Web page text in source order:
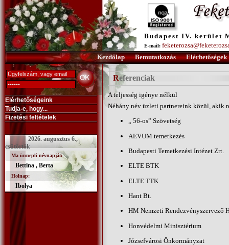
Budapest IV. kerület
E-mail:
Kezdőlap
Bemutatkozás Elérhetőségek
Elérhetőségeink
Tudja-e, hogy...
Fizetési feltételek
2026. augusztus 6.,
csütörtök
Ma ünnepli névnapját:
Bettina , Berta
Holnap:
Ibolya
Referenciak
A teljesség igénye nélkül
Néhány név üzleti partnereink közül, akik
„ 56-os” Szövetség
AEVUM temetkezés
Budapesti Temetkezési Intézet Zrt.
ELTE BTK
ELTE TTK
Hant Bt.
HM Nemzeti Rendezvényszervező
Honvédelmi Minisztérium
Józsefvárosi Önkormányzat